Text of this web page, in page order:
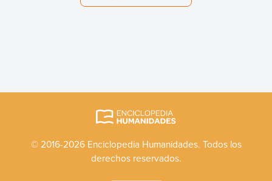
© 2016-2026 Enciclopedia Humanidades. Todos los
derechos reservados.